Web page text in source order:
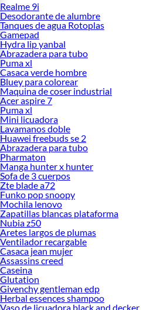
Realme 9i
Desodorante de alumbre
Tanques de agua Rotoplas
Gamepad
Hydra lip yanbal
Abrazadera para tubo
Puma xl
Casaca verde hombre
Bluey para colorear
Maquina de coser industrial
Acer aspire 7
Puma xl
Mini licuadora
Lavamanos doble
Huawei freebuds se 2
Abrazadera para tubo
Pharmaton
Manga hunter x hunter
Sofa de 3 cuerpos
Zte blade a72
Funko pop snoopy
Mochila lenovo
Zapatillas blancas plataforma
Nubia z50
Aretes largos de plumas
Ventilador recargable
Casaca jean mujer
Assassins creed
Caseina
Glutation
Givenchy gentleman edp
Herbal essences shampoo
Vaso de licuadora black and decker